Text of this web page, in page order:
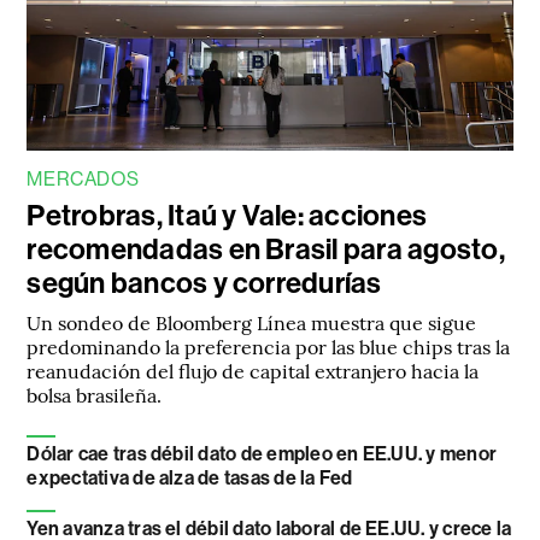
MERCADOS
Petrobras, Itaú y Vale: acciones
recomendadas en Brasil para agosto,
según bancos y corredurías
Un sondeo de Bloomberg Línea muestra que sigue
predominando la preferencia por las blue chips tras la
reanudación del flujo de capital extranjero hacia la
bolsa brasileña.
Dólar cae tras débil dato de empleo en EE.UU. y menor
expectativa de alza de tasas de la Fed
Yen avanza tras el débil dato laboral de EE.UU. y crece la